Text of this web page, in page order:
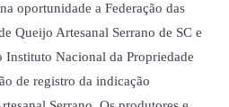
oportunidade a Federação das
Queijo Artesanal Serrano de SC e
Instituto Nacional da Propriedade
de registro da indicação